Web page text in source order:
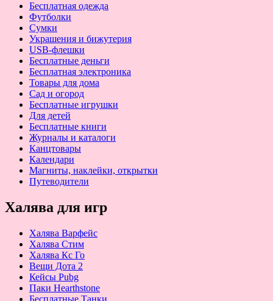
Бесплатная одежда
Футболки
Сумки
Украшения и бижутерия
USB-флешки
Бесплатные деньги
Бесплатная электроника
Товары для дома
Сад и огород
Бесплатные игрушки
Для детей
Бесплатные книги
Журналы и каталоги
Канцтовары
Календари
Магниты, наклейки, открытки
Путеводители
Халява для игр
Халява Варфейс
Халява Стим
Халява Кс Го
Вещи Дота 2
Кейсы Pubg
Паки Hearthstone
Бесплатные Танки